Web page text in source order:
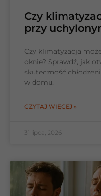
Czy
przy
Czy klimatyzacja
oknie? Sprawdź, jak
skuteczność
w domu.
CZYTAJ WIĘCEJ »
31 lipca, 2026